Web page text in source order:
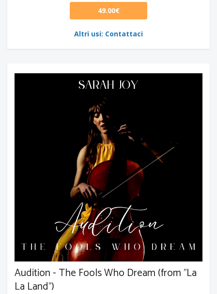
49.00€
Altri usi: Contattaci
Audition - The Fools Who Dream (from "La
La Land")